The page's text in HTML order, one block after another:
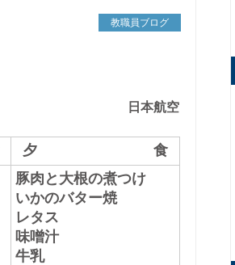
教職員ブログ
日本航空
夕 食
豚肉と大根の煮つけ
いかのバター焼
レタス
味噌汁
牛乳